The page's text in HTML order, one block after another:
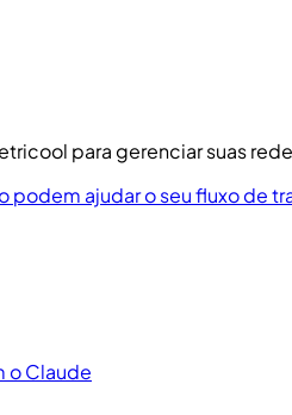
para gerenciar suas
podem ajudar o seu fluxo de
o Claude